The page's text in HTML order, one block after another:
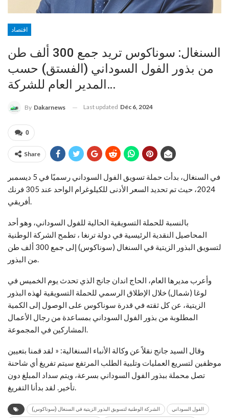
اقتصاد
السنغال: سوناكوس تريد جمع 300 ألف طن
من بذور الفول السوداني (الفستق) حسب
المدير العام للشركة…
By Dakarnews Last updated Déc 6, 2024
0
Share
في السنغال، بدأت حملة تسويق الفول السوداني رسميًا في 5 ديسمبر
2024، حيث تم تحديد السعر الأدنى للكيلوغرام الواحد عند 305 فرنك
أفريقي.
بالنسبة للحملة التسويقية الحالية للفول السوداني، وهو أحد
المحاصيل النقدية الرئيسية في دولة ترنغا ، تطمح الشركة الوطنية
لتسويق البذور الزيتية في السنغال (سوناكوس) إلى جمع 300 ألف طن
من البذور.
وأعرب مديرها العام، الحاج اندان جانج الذي تحدث يوم الخميس في
لوغا (شمال) خلال الإطلاق الرسمي للحملة التسويقية لهذه البذور
الزيتية، عن كل ثقته في قدرة سوناكوس على الوصول إلى الكمية
المطلوبة من بذور الفول السوداني بمساعدة من رجال الأعمال
المشاركين في المجموعة.
وقال السيد جانج نقلاً عن وكالة الأنباء السنغالية: « لقد قمنا بتعيين
موظفين لتسريع العمليات وتلبية الطلب المرتفع سيتم تفريغ أي شاحنة
تصل محملة ببذور الفول السوداني بسرعة، ويتم سداد المبلغ دون
تأخير. لقد بدأنا التفريغ.
الشركة الوطنية لتسويق البذور الزيتية في السنغال (سوناكوس) الفول السوداني